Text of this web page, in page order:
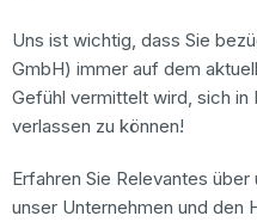
Uns ist wichtig, dass Sie
GmbH) immer auf dem
Gefühl vermittelt wird, sich in
verlassen zu können!
Erfahren Sie Relevantes
unser Unternehmen und den